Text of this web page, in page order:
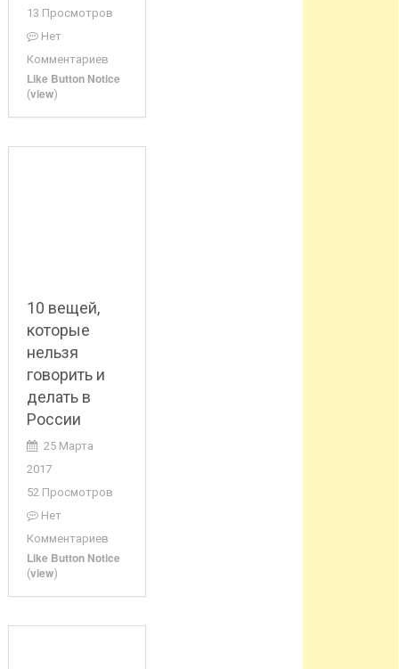
13 Просмотров
Нет
Комментариев
Like Button Notice
(view)
10 вещей,
которые
нельзя
говорить и
делать в
России
25 Марта
2017
52 Просмотров
Нет
Комментариев
Like Button Notice
(view)